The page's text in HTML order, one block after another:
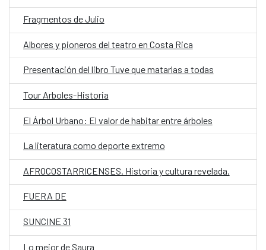
Fragmentos de Julio
Albores y pioneros del teatro en Costa Rica
Presentación del libro Tuve que matarlas a todas
Tour Arboles-Historia
El Árbol Urbano: El valor de habitar entre árboles
La literatura como deporte extremo
AFROCOSTARRICENSES. Historia y cultura revelada.
FUERA DE
SUNCINE 31
Lo mejor de Saura